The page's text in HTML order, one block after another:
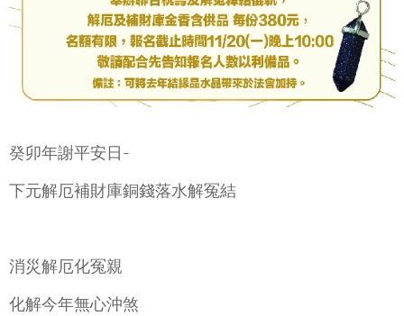
癸卯年謝平安日-
下元解厄補財庫銅錢落水解冤結
消災解厄化冤親
化解今年無心沖煞